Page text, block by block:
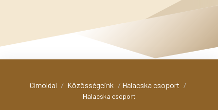
Címoldal / Közösségeink / Halacska csoport /
Halacska csoport